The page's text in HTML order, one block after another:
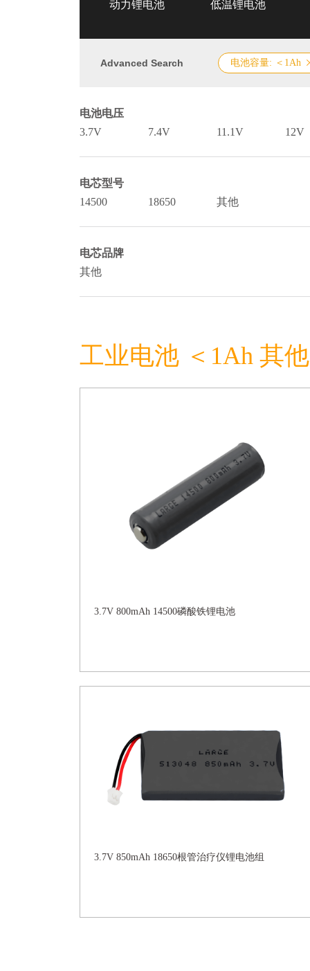
动力锂电池 低温锂电池
Advanced Search 电池容量: ＜1Ah
电池电压
3.7V
7.4V 11.1V 12V
电芯型号
14500
18650 其他
电芯品牌
其他
工业电池 ＜1Ah 其他
3.7V 800mAh 14500磷酸铁锂电池
3.7V 850mAh 18650根管治疗仪锂电池组